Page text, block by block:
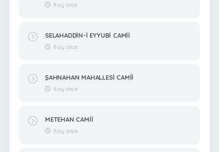
8 ay önce
SELAHADDİN-İ EYYUBİ CAMİİ
8 ay önce
ŞAHNAHAN MAHALLESİ CAMİİ
8 ay önce
METEHAN CAMİİ
8 ay önce